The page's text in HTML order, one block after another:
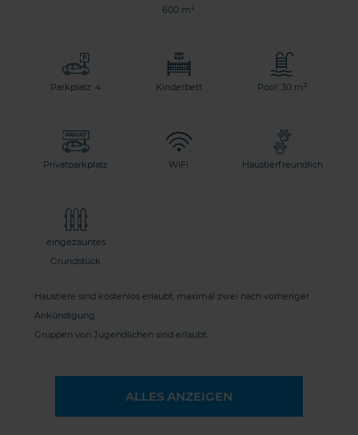
600 m²
Parkplatz: 4 Kinderbett Pool: 30 m²
Privatparkplatz WiFi Haustierfreundlich
eingezäuntes
Grundstück
Haustiere sind kostenlos erlaubt, maximal zwei nach vorheriger
Ankündigung.
Gruppen von Jugendlichen sind erlaubt.
ALLES ANZEIGEN